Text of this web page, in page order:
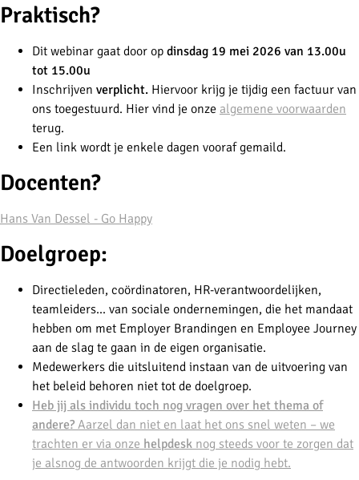
Praktisch?
Dit webinar gaat door op dinsdag 19 mei 2026 van 13.00u
tot 15.00u
Inschrijven verplicht. Hiervoor krijg je tijdig een factuur van
ons toegestuurd. Hier vind je onze algemene voorwaarden
terug.
Een link wordt je enkele dagen vooraf gemaild.
Docenten?
Hans Van Dessel - Go Happy
Doelgroep:
Directieleden, coördinatoren, HR-verantwoordelijken,
teamleiders... van sociale ondernemingen, die het mandaat
hebben om met Employer Brandingen en Employee Journey
aan de slag te gaan in de eigen organisatie.
Medewerkers die uitsluitend instaan van de uitvoering van
het beleid behoren niet tot de doelgroep.
Heb jij als individu toch nog vragen over het thema of
andere? Aarzel dan niet en laat het ons snel weten – we
trachten er via onze helpdesk nog steeds voor te zorgen dat
je alsnog de antwoorden krijgt die je nodig hebt.